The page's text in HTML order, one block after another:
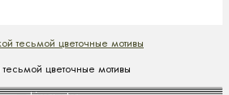
цветочные мотивы